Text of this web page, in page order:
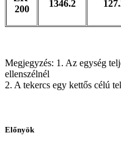
200
1346.2
Megjegyzés: 1. Az egység
ellenszélnél
2. A tekercs egy kettős célú
Előnyök